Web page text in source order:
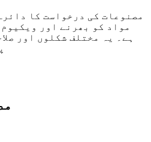
مواد کو بھرنے اور
ہے۔ یہ مختلف شکلوں اور